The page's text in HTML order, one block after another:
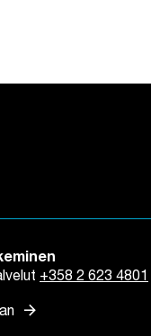
+358 2 623 4801
arrow_forward